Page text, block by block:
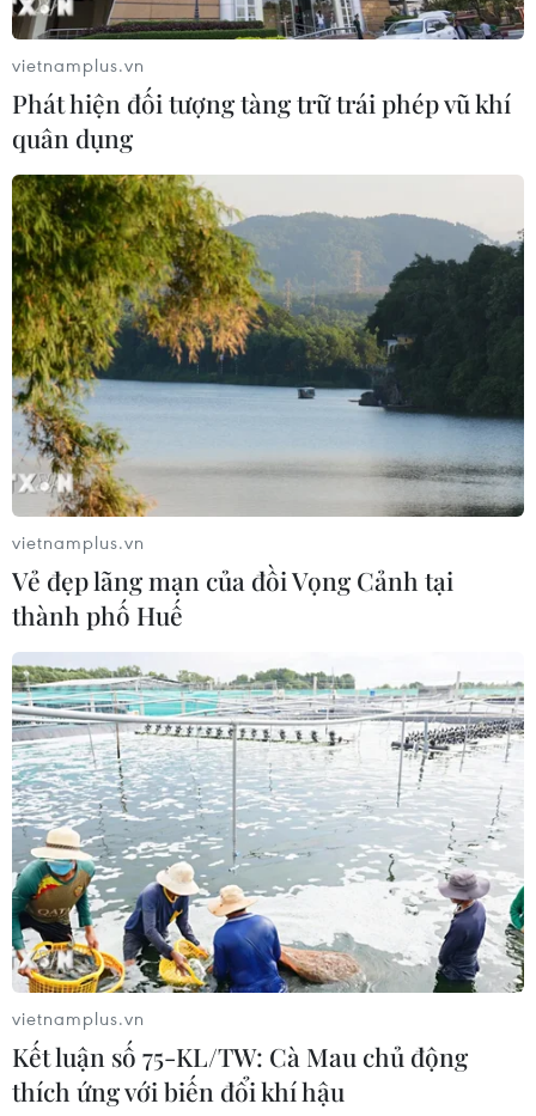
vietnamplus.vn
Phát hiện đối tượng tàng trữ trái phép vũ khí
quân dụng
vietnamplus.vn
Vẻ đẹp lãng mạn của đồi Vọng Cảnh tại
thành phố Huế
vietnamplus.vn
Kết luận số 75-KL/TW: Cà Mau chủ động
thích ứng với biến đổi khí hậu